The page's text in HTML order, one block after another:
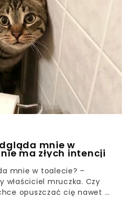
mnie w
ma złych intencji
mnie w toalecie? –
właściciel mruczka. Czy
opuszczać cię nawet w